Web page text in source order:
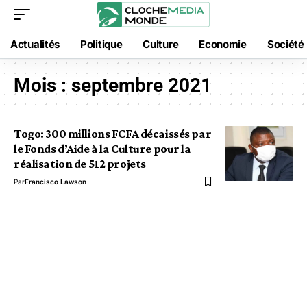
Actualités Politique Culture Economie Société
Mois :septembre 2021
Togo: 300 millions FCFA décaissés par
le Fonds d’Aide à la Culture pour la
réalisation de 512 projets
ParFrancisco Lawson